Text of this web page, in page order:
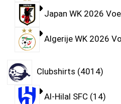
Japan WK 2026
Algerije WK 2026
Clubshirts 4014
Al-Hilal SFC 14